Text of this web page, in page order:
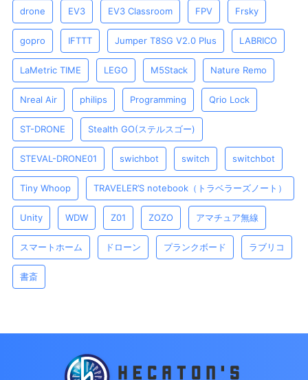
drone EV3 EV3 Classroom FPV Frsky
gopro IFTTT Jumper T8SG V2.0 Plus LABRICO
LaMetric TIME LEGO M5Stack Nature Remo
Nreal Air philips Programming Qrio Lock
ST-DRONE Stealth GO(ステルスゴー)
STEVAL-DRONE01 swichbot switch switchbot
Tiny Whoop TRAVELER’S notebook（トラベラーズノート）
Unity WDW Z01 ZOZO アマチュア無線
スマートホーム ドローン プランクボード ラブリコ
書斎